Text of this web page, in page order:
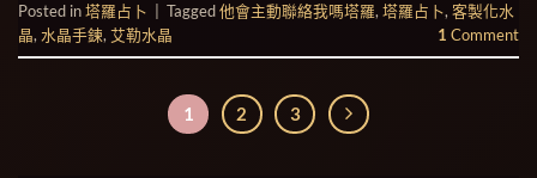
Posted in塔羅占卜 Tagged他會主動聯絡我嗎塔羅, 塔羅占卜, 客製化水
晶, 水晶手鍊, 艾勒水晶 1 Comment
1 2 3